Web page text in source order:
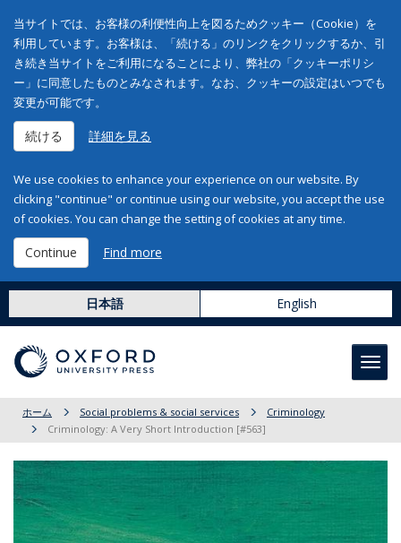
当サイトでは、お客様の利便性向上を図るためクッキー（Cookie）を
利用しています。お客様は、「続ける」のリンクをクリックするか、引
き続き当サイトをご利用になることにより、弊社の「クッキーポリシ
ー」に同意したものとみなされます。なお、クッキーの設定はいつでも
変更が可能です。
続ける 詳細を見る
We use cookies to enhance your experience on our website. By
clicking "continue" or continue using our website, you accept the use
of cookies. You can change the setting of cookies at any time.
Continue Find more
日本語 English
ホーム Social problems & social services
Criminology
Criminology: A Very Short Introduction [#563]